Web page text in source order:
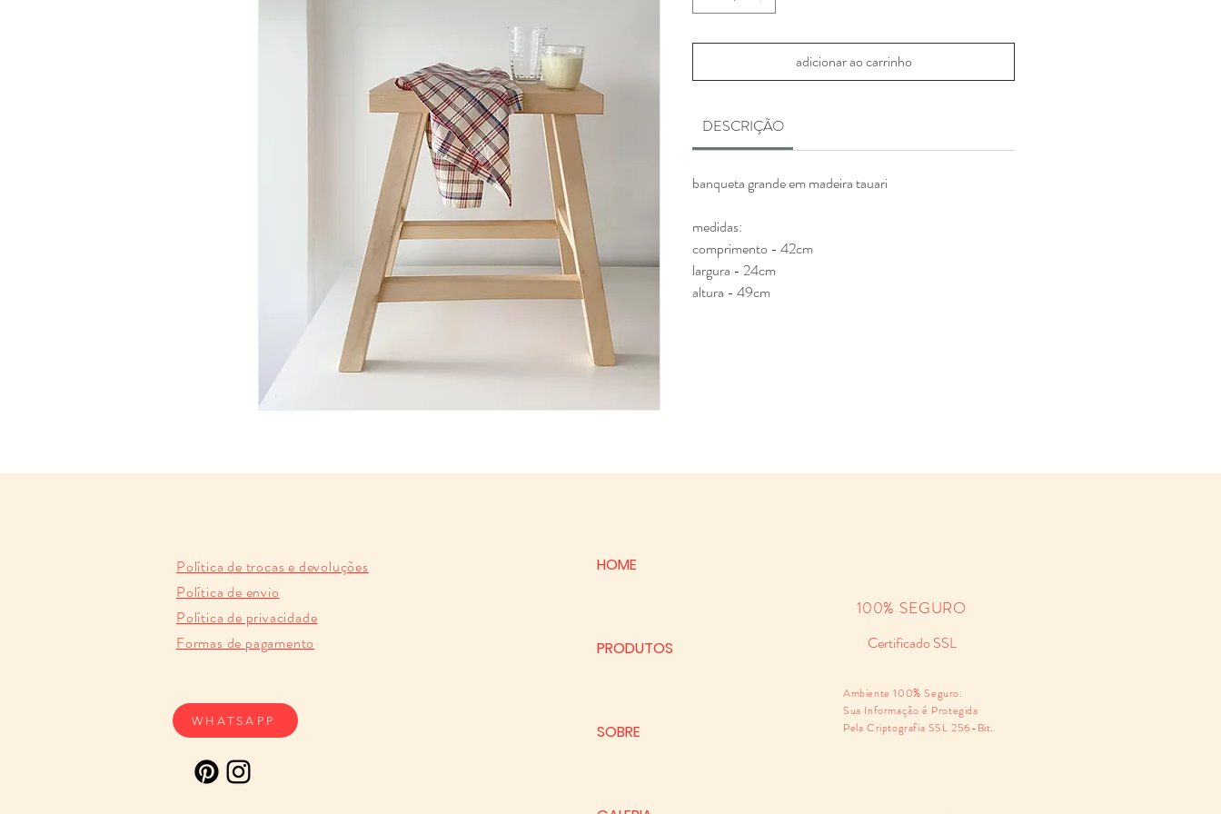
adicionar ao carrinho
DESCRIÇÃO
banqueta grande em madeira tauari
medidas:
comprimento - 42cm
largura - 24cm
altura - 49cm
Política de trocas e devoluções
Política de envio
Política de privacidade
Formas de pagamento
HOME
PRODUTOS
SOBRE
WHATSAPP
100% SEGURO
Certificado SSL
Ambiente 100% Seguro.
Sua Informação é Protegida
Pela Criptografia SSL 256-Bit.